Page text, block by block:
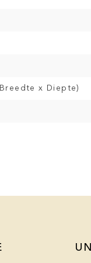
x Diepte)